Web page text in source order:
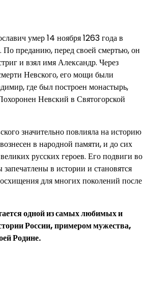
умер 14 ноября 1263 года в
По преданию, перед своей смертью, он
и взял имя Александр. Через
Невского, его мощи были
где был построен монастырь,
Невский в Святогорской
значительно повлияла на историю
в народной памяти, и до сих
русских героев. Его подвиги во
в истории и становятся
для многих поколений после
одной из самых любимых и
России, примером мужества,
Родине.